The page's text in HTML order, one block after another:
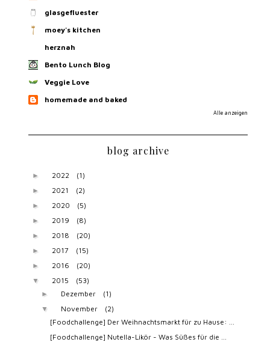
glasgefluester
moey's kitchen
herznah
Bento Lunch Blog
Veggie Love
homemade and baked
Alle anzeigen
blog archive
► 2022 (1)
► 2021 (2)
► 2020 (5)
► 2019 (8)
► 2018 (20)
► 2017 (15)
► 2016 (20)
▼ 2015 (53)
► Dezember (1)
▼ November
(2)
[Foodchallenge] Der Weihnachtsmarkt für zu Hause: ...
[Foodchallenge] Nutella-Likör - Was Süßes für die ...